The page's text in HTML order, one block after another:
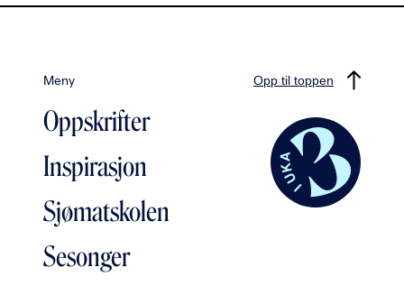
Meny
Oppskrifter
Inspirasjon
Sjømatskolen
Sesonger
Opp til toppen